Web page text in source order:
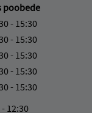
poobede
- 15:30
- 15:30
- 15:30
- 15:30
- 15:30
12:30